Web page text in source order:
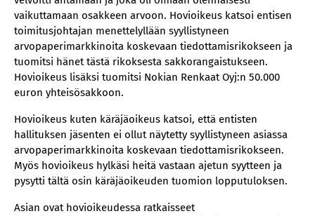
vaikuttamaan osakkeen arvoon. Hovioikeus katsoi entisen
toimitusjohtajan menettelyllään syyllistyneen
arvopaperimarkkinoita koskevaan tiedottamisrikokseen ja
tuomitsi hänet tästä rikoksesta sakkorangaistukseen.
Hovioikeus lisäksi tuomitsi Nokian Renkaat Oyj:n 50.000
euron yhteisösakkoon.
Hovioikeus kuten käräjäoikeus katsoi, että entisten
hallituksen jäsenten ei ollut näytetty syyllistyneen asiassa
arvopaperimarkkinoita koskevaan tiedottamisrikokseen.
Myös hovioikeus hylkäsi heitä vastaan ajetun syytteen ja
pysytti tältä osin käräjäoikeuden tuomion lopputuloksen.
Asian ovat hovioikeudessa ratkaisseet